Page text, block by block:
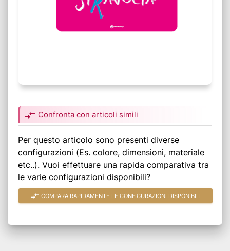
compare_arrows Confronta con articoli simili
Per questo articolo sono presenti diverse
configurazioni (Es. colore, dimensioni, materiale
etc..). Vuoi effettuare una rapida comparativa tra
le varie configurazioni disponibili?
compare_arrows COMPARA RAPIDAMENTE LE CONFIGURAZIONI DISPONIBILI